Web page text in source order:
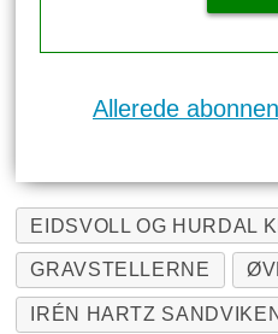
Allerede
EIDSVOLL OG HURDAL
GRAVSTELLERNE
IRÉN HARTZ SANDVIKEN